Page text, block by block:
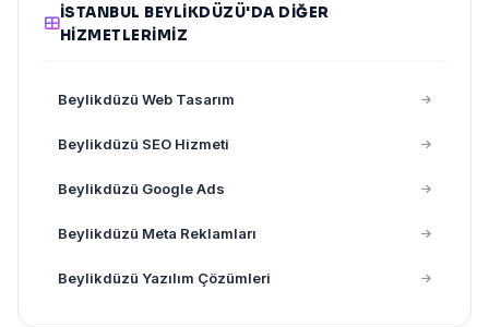
İSTANBUL BEYLIKDÜZÜ'DA DIĞER
HIZMETLERIMIZ
Beylikdüzü Web Tasarım
Beylikdüzü SEO Hizmeti
Beylikdüzü Google Ads
Beylikdüzü Meta Reklamları
Beylikdüzü Yazılım Çözümleri